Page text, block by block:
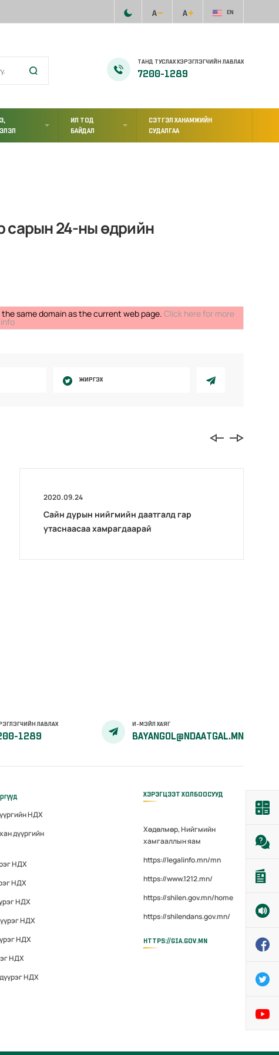
EN
ТАНД ТУСЛАХ ХЭРЭГЛЭГЧИЙН ЛАВЛАХ
7200-1289
ИЛ ТОД
БАЙДАЛ
СЭТГЭЛ ХАНАМЖИЙН
СУДАЛГАА
сарын 24-ны өдрийн
the same domain as the current web page.Click here for more
info
ЖИРГЭХ
2020.09.24
Сайн дурын нийгмийн даатгалд гар
утаснаасаа хамрагдаарай
ЛАВЛАХ
1289
И-МЭЙЛ ХАЯГ
BAYANGOL@NDAATGAL.MN
НДХ
дүүргийн
НДХ
НДХ
НДХ
НДХ
НДХ
НДХ
НДХ
ХЭРЭГЦЭЭТ ХОЛБООСУУД
Хөдөлмөр, Нийгмийн
хамгааллын яам
https://legalinfo.mn/mn
https://www.1212.mn/
https://shilen.gov.mn/home
https://shilendans.gov.mn/
HTTPS://GIA.GOV.MN